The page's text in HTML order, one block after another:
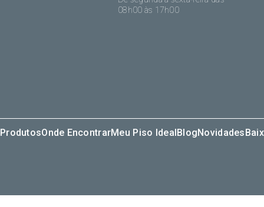
08h00 às 17h00
ProdutosOnde EncontrarMeu Piso IdealBlogNovidades